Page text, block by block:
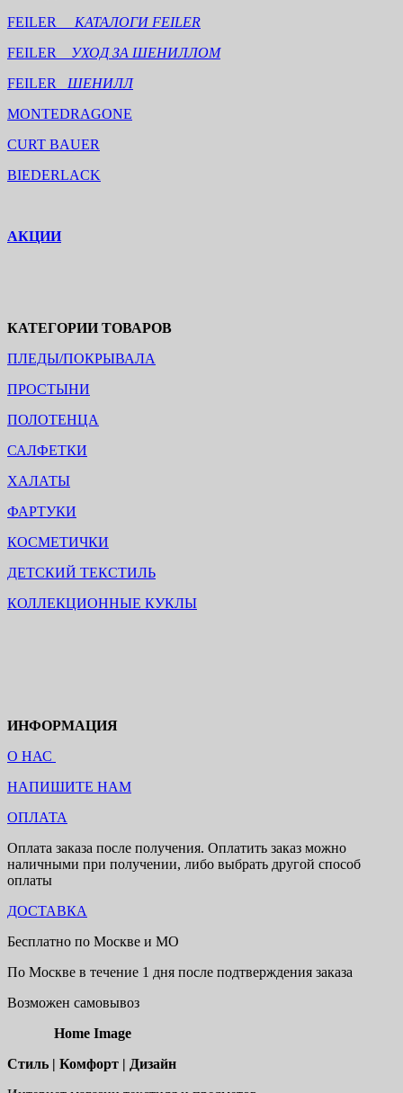
FEILER КАТАЛОГИ FEILER
FEILER
УХОД ЗА ШЕНИЛЛОМ
FEILER ШЕНИЛЛ
MONTEDRAGONE
CURT BAUER
BIEDERLACK
АКЦИИ
КАТЕГОРИИ ТОВАРОВ
ПЛЕДЫ/ПОКРЫВАЛА
ПРОСТЫНИ
ПОЛОТЕНЦА
САЛФЕТКИ
ХАЛАТЫ
ФАРТУКИ
КОСМЕТИЧКИ
ДЕТСКИЙ ТЕКСТИЛЬ
КОЛЛЕКЦИОННЫЕ КУКЛЫ
ИНФОРМАЦИЯ
О НАС
НАПИШИТЕ НАМ
ОПЛАТА
Оплата заказа после получения. Оплатить заказ можно
наличными при получении, либо выбрать другой способ
оплаты
ДОСТАВКА
Бесплатно по Москве и МО
По Москве в течение 1 дня после подтверждения заказа
Возможен самовывоз
Home Image
Стиль | Комфорт | Дизайн